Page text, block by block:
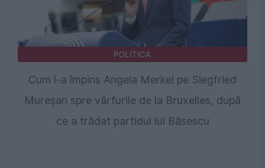
POLITICA
Cum l-a împins Angela Merkel pe Siegfried
Mureșan spre vârfurile de la Bruxelles, după
ce a trădat partidul lui Băsescu